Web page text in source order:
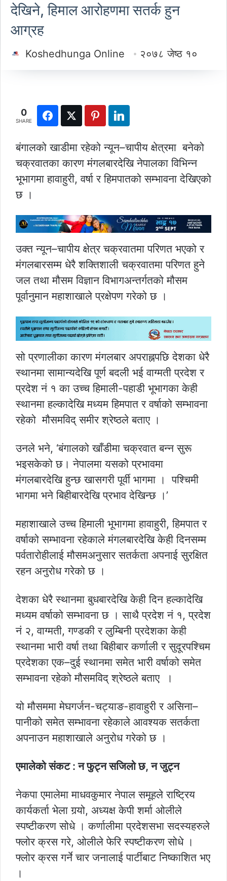
देखिने, हिमाल आरोहणमा सतर्क हुन
आग्रह
Koshedhunga Online २०७८ जेष्ठ १०
0
SHARE
बंगालको खाडीमा रहेको न्यून–चापीय क्षेत्रमा बनेको
चक्रवातका कारण मंगलबारदेखि नेपालका विभिन्न
भूभागमा हावाहुरी, वर्षा र हिमपातको सम्भावना देखिएको
छ ।
उक्त न्यून–चापीय क्षेत्र चक्रवातमा परिणत भएको र
मंगलबारसम्म धेरै शक्तिशाली चक्रवातमा परिणत हुने
जल तथा मौसम विज्ञान विभागअन्तर्गतको मौसम
पूर्वानुमान महाशाखाले प्रक्षेपण गरेको छ ।
सो प्रणालीका कारण मंगलबार अपराह्नपछि देशका धेरै
स्थानमा सामान्यदेखि पूर्ण बदली भई वाग्मती प्रदेश र
प्रदेश नं १ का उच्च हिमाली-पहाडी भूभागका केही
स्थानमा हल्कादेखि मध्यम हिमपात र वर्षाको सम्भावना
रहेको मौसमविद् समीर श्रेष्ठले बताए ।
उनले भने, ‘बंगालको खाँडीमा चक्रवात बन्न सुरू
भइसकेको छ। नेपालमा यसको प्रभावमा
मंगलबारदेखि हुन्छ खासगरी पूर्वी भागमा । पश्चिमी
भागमा भने बिहीबारदेखि प्रभाव देखिन्छ ।’
महाशाखाले उच्च हिमाली भूभागमा हावाहुरी, हिमपात र
वर्षाको सम्भावना रहेकाले मंगलबारदेखि केही दिनसम्म
पर्वतारोहीलाई मौसमअनुसार सतर्कता अपनाई सुरक्षित
रहन अनुरोध गरेको छ ।
देशका धेरै स्थानमा बुधबारदेखि केही दिन हल्कादेखि
मध्यम वर्षाको सम्भावना छ । साथै प्रदेश नं १, प्रदेश
नं २, वाग्मती, गण्डकी र लुम्बिनी प्रदेशका केही
स्थानमा भारी वर्षा तथा बिहीबार कर्णाली र सुदूरपश्चिम
प्रदेशका एक–दुई स्थानमा समेत भारी वर्षाको समेत
सम्भावना रहेको मौसमविद् श्रेष्ठले बताए ।
यो मौसममा मेघगर्जन-चट्याङ-हावाहुरी र असिना–
पानीको समेत सम्भावना रहेकाले आवश्यक सतर्कता
अपनाउन महाशाखाले अनुरोध गरेको छ ।
एमालेको संकट : न फुट्न सजिलो छ, न जुट्न
नेकपा एमालेमा माधवकुमार नेपाल समूहले राष्ट्रिय
कार्यकर्ता भेला गर्‍यो, अध्यक्ष केपी शर्मा ओलीले
स्पष्टीकरण सोधे । कर्णालीमा प्रदेशसभा सदस्यहरुले
फ्लोर क्रस गरे, ओलीले फेरि स्पष्टीकरण सोधे ।
फ्लोर क्रस गर्ने चार जनालाई पार्टीबाट निष्काशित भए
।